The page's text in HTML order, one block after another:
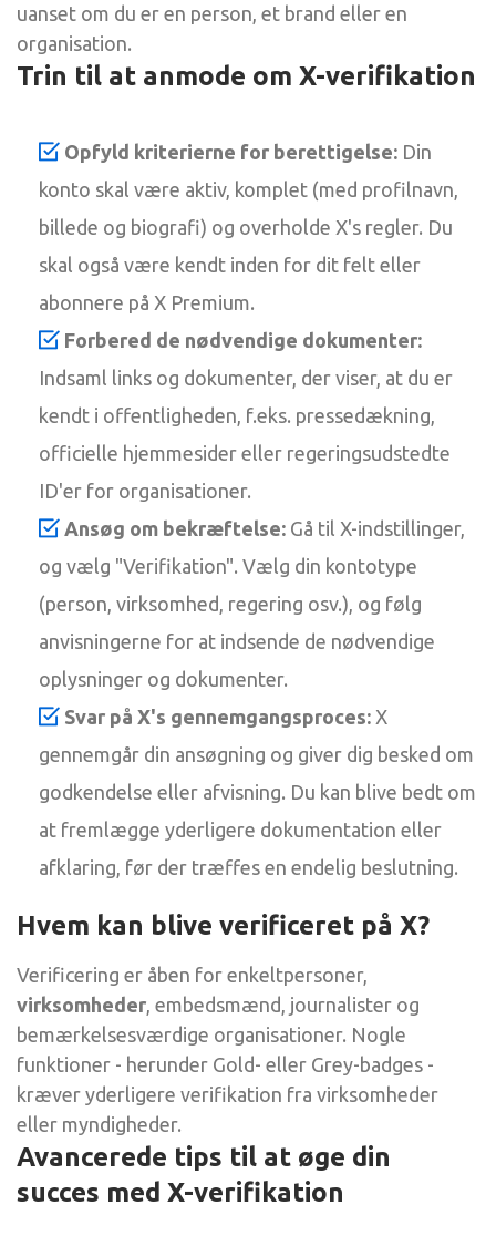
uanset om du er en person, et brand eller en
organisation.
Trin til at anmode om X-verifikation
Opfyld kriterierne for berettigelse: Din
konto skal være aktiv, komplet (med profilnavn,
billede og biografi) og overholde X's regler. Du
skal også være kendt inden for dit felt eller
abonnere på X Premium.
Forbered de nødvendige dokumenter:
Indsaml links og dokumenter, der viser, at du er
kendt i offentligheden, f.eks. pressedækning,
officielle hjemmesider eller regeringsudstedte
ID'er for organisationer.
Ansøg om bekræftelse: Gå til X-indstillinger,
og vælg "Verifikation". Vælg din kontotype
(person, virksomhed, regering osv.), og følg
anvisningerne for at indsende de nødvendige
oplysninger og dokumenter.
Svar på X's gennemgangsproces: X
gennemgår din ansøgning og giver dig besked om
godkendelse eller afvisning. Du kan blive bedt om
at fremlægge yderligere dokumentation eller
afklaring, før der træffes en endelig beslutning.
Hvem kan blive verificeret på X?
Verificering er åben for enkeltpersoner,
virksomheder , embedsmænd, journalister og
bemærkelsesværdige organisationer. Nogle
funktioner - herunder Gold- eller Grey-badges -
kræver yderligere verifikation fra virksomheder
eller myndigheder.
Avancerede tips til at øge din
succes med X-verifikation